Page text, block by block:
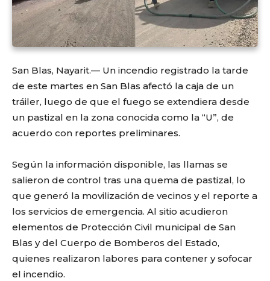
San Blas, Nayarit.— Un incendio registrado la tarde
de este martes en San Blas afectó la caja de un
tráiler, luego de que el fuego se extendiera desde
un pastizal en la zona conocida como la “U”, de
acuerdo con reportes preliminares.
Según la información disponible, las llamas se
salieron de control tras una quema de pastizal, lo
que generó la movilización de vecinos y el reporte a
los servicios de emergencia. Al sitio acudieron
elementos de Protección Civil municipal de San
Blas y del Cuerpo de Bomberos del Estado,
quienes realizaron labores para contener y sofocar
el incendio.